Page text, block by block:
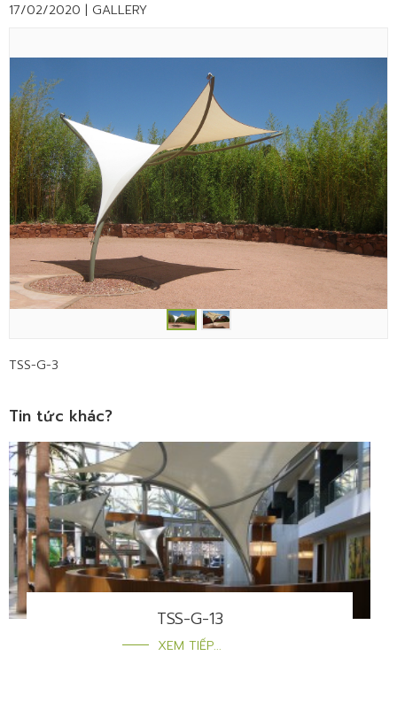
17/02/2020 | GALLERY
TSS-G-3
Tin tức khác?
TSS-G-13
XEM TIẾP...